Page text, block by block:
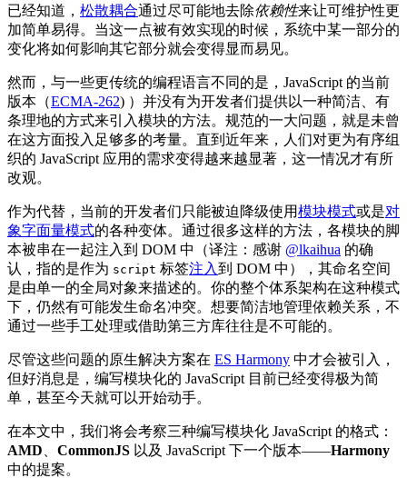
已经知道， 松散耦合通过尽可能地去除依赖性来让可维护性更
加简单易得。当这一点被有效实现的时候，系统中某一部分的
变化将如何影响其它部分就会变得显而易见。
然而，与一些更传统的编程语言不同的是，JavaScript 的当前
版本（ECMA-262) ）并没有为开发者们提供以一种简洁、有
条理地的方式来引入模块的方法。规范的一大问题，就是未曾
在这方面投入足够多的考量。直到近年来，人们对更为有序组
织的 JavaScript 应用的需求变得越来越显著，这一情况才有所
改观。
作为代替，当前的开发者们只能被迫降级使用模块模式或是对
象字面量模式的各种变体。通过很多这样的方法，各模块的脚
本被串在一起注入到 DOM 中
（译注：感谢 @lkaihua 的确
认，指的是作为 script 标签注入到 DOM 中）
，其命名空间
是由单一的全局对象来描述的。你的整个体系架构在这种模式
下，仍然有可能发生命名冲突。想要简洁地管理依赖关系，不
通过一些手工处理或借助第三方库往往是不可能的。
尽管这些问题的原生解决方案在 ES Harmony 中才会被引入，
但好消息是，编写模块化的 JavaScript 目前已经变得极为简
单，甚至今天就可以开始动手。
在本文中，我们将会考察三种编写模块化 JavaScript 的格式：
AMD
CommonJS 以及 JavaScript 下一个版本——Harmony
中的提案。